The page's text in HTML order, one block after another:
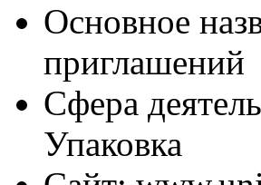
Основное
приглашений
Сфера
Упаковка